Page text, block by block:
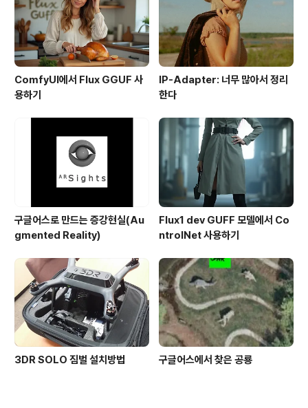
ComfyUI에서 Flux GGUF 사
용하기
IP-Adapter: 너무 많아서 정리
한다
구글어스로 만드는 증강현실(Au
gmented Reality)
Flux1 dev GUFF 모델에서 Co
ntrolNet 사용하기
3DR SOLO 짐벌 설치방법 구글어스에서 찾은 공룡